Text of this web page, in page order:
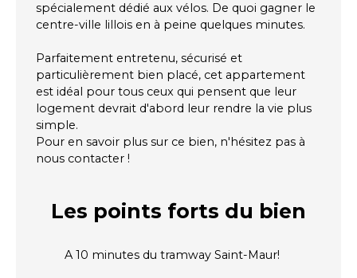
spécialement dédié aux vélos. De quoi gagner le
centre-ville lillois en à peine quelques minutes.
Parfaitement entretenu, sécurisé et
particulièrement bien placé, cet appartement
est idéal pour tous ceux qui pensent que leur
logement devrait d'abord leur rendre la vie plus
simple.
Pour en savoir plus sur ce bien, n'hésitez pas à
nous contacter !
Les points forts du bien
A 10 minutes du tramway Saint-Maur!